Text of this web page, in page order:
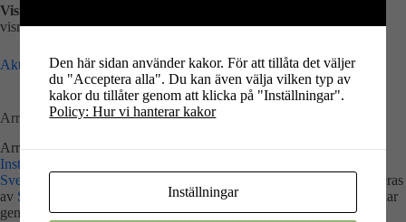
Visning (45 min):
visning.
Aktiviteterna på andra ställen under Astronomins dag och natt​
Arrangörer
Arrangemanget är ett samarbete mellan Vetenskapens Hus,
Institutionen för astronomi vid Stockholms universitet
Sverige
och koordineras
av Svenska Astronomiska Sällskapet. “Astronomins dag och natt” har
genomförts sedan 2012 och pågår i hela Sverige.
Den här sidan använder kakor. För att tillåta det väljer
du "Acceptera alla". Du kan även välja vilken typ av
kakor du tillåter genom att klicka på "Inställningar".
Policy: Hur vi hanterar kakor
Inställningar